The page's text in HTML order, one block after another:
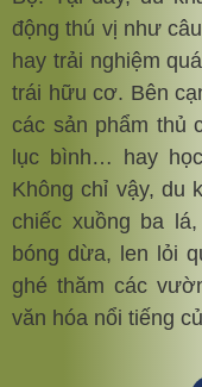
động thú vị như
hay trải nghiệm
trái hữu cơ. Bên
các sản phẩm thủ
lục bình… hay
Không chỉ vậy, du
chiếc xuồng ba
bóng dừa, len lỏi
ghé thăm các
văn hóa nổi tiếng